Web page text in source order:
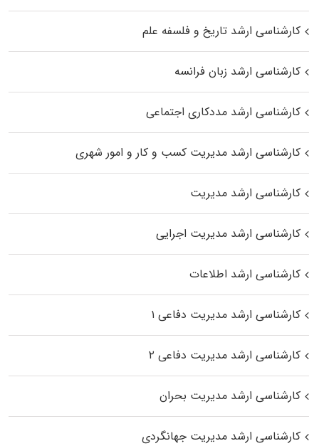
کارشناسی ارشد تاریخ و فلسفه علم
کارشناسی ارشد زبان فرانسه
کارشناسی ارشد مددکاری اجتماعی
کارشناسی ارشد مدیریت کسب و کار و امور شهری
کارشناسی ارشد مدیریت
کارشناسی ارشد مدیریت اجرایی
کارشناسی ارشد اطلاعات
کارشناسی ارشد مدیریت دفاعی ۱
کارشناسی ارشد مدیریت دفاعی ۲
کارشناسی ارشد مدیریت بحران
کارشناسی ارشد مدیریت جهانگردی